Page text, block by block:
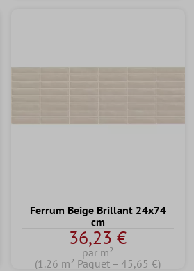
Ferrum Beige Brillant 24x74
cm
36,23 €
par m²
(1.26 m² Paquet = 45,65 €)